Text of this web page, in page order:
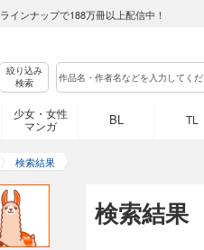
インナップで188万冊以上配信中！
絞り込み
検索
少女・女性
マンガ
BL TL
検索結果
検索結果